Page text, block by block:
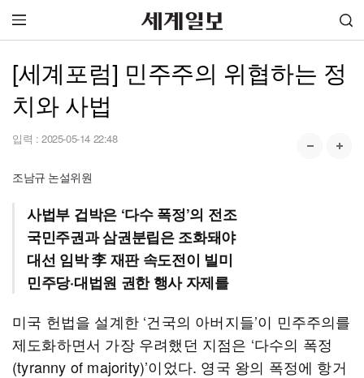
[세계포럼] 민주주의 위협하는 정
치와 사법
입력 : 2025-05-14 22:48
조남규 논설위원
사법부 겁박은 ‘다수 폭정’의 전조
국민주권과 삼권분립은 조화돼야
대선 임박 李 재판 속도전이 빌미
민주당·대법원 권한 행사 자제를
미국 헌법을 설계한 ‘건국의 아버지들’이 민주주의를
제도화하면서 가장 우려했던 지점은 ‘다수의 폭정
(tyranny of majority)’이었다. 영국 왕의 폭정에 항거